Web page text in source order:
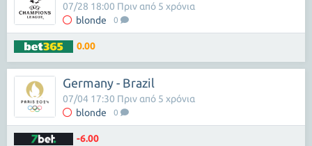
blonde 0
07/28 18:00 Πριν από 5 χρόνια
0.00
Germany - Brazil
blonde 0
07/04 17:30 Πριν από 5 χρόνια
-6.00